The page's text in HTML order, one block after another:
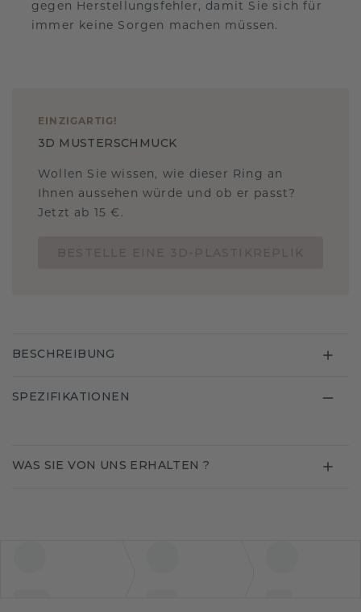
gegen Herstellungsfehler, damit Sie sich für
immer keine Sorgen machen müssen.
EINZIGARTIG !
3D MUSTERSCHMUCK
Wollen Sie wissen, wie dieser Ring an
Ihnen aussehen würde und ob er passt?
Jetzt ab 15 €.
BESCHREIBUNG
SPEZIFIKATIONEN
WAS SIE VON UNS ERHALTEN ?